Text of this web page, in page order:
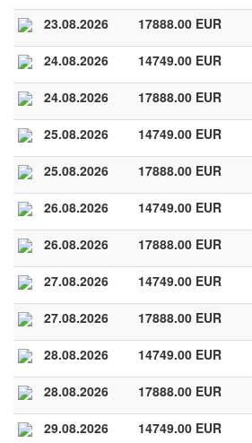
23.08.2026 17888.00 EUR
24.08.2026 14749.00 EUR
24.08.2026 17888.00 EUR
25.08.2026 14749.00 EUR
25.08.2026 17888.00 EUR
26.08.2026 14749.00 EUR
26.08.2026 17888.00 EUR
27.08.2026 14749.00 EUR
27.08.2026 17888.00 EUR
28.08.2026 14749.00 EUR
28.08.2026 17888.00 EUR
29.08.2026 14749.00 EUR